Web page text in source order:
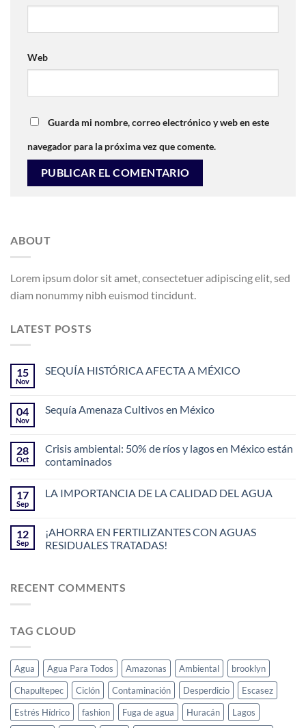
Web
Guarda mi nombre, correo electrónico y web en este
navegador para la próxima vez que comente.
ABOUT
Lorem ipsum dolor sit amet, consectetuer adipiscing elit, sed
diam nonummy nibh euismod tincidunt.
LATEST POSTS
15
Nov
SEQUÍA HISTÓRICA AFECTA A MÉXICO
04
Nov
Sequía Amenaza Cultivos en México
28
Oct
Crisis ambiental: 50% de ríos y lagos en México están
contaminados
17
Sep
LA IMPORTANCIA DE LA CALIDAD DEL AGUA
12
Sep
¡AHORRA EN FERTILIZANTES CON AGUAS
RESIDUALES TRATADAS!
RECENT COMMENTS
TAG CLOUD
Agua Agua Para Todos Amazonas Ambiental
brooklyn
Chapultepec
Ciclón Contaminación Desperdicio
Escasez
Estrés Hídrico
fashion Fuga de agua Huracán
Lagos